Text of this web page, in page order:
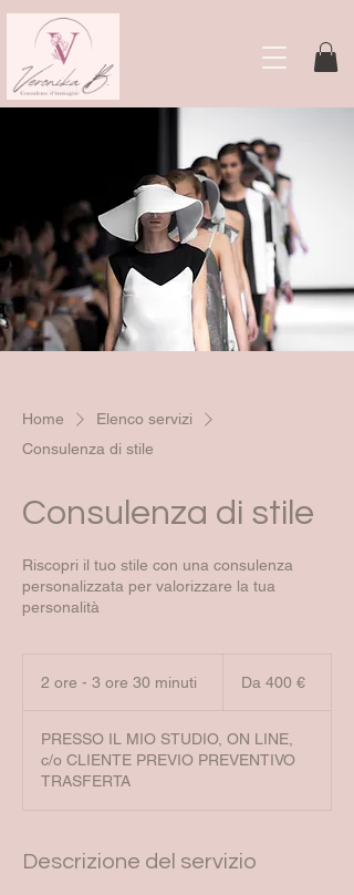
Home
Elenco servizi
Consulenza di stile
Consulenza di stile
Riscopri il tuo stile con una consulenza
personalizzata per valorizzare la tua
personalità
2 ore - 3 ore 30 minuti
e
-
3
euroDa 400 €
PRESSO IL MIO STUDIO, ON LINE,
c/o CLIENTE PREVIO PREVENTIVO
TRASFERTA
Descrizione del servizio